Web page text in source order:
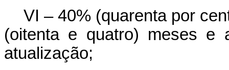
VI – 40% (quarenta por
(oitenta e quatro) meses e
atualização;